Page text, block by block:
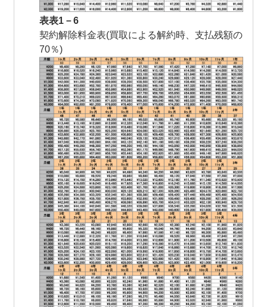
表表1－6
契約解除料金表(買取による解約時、支払残額の
70％)